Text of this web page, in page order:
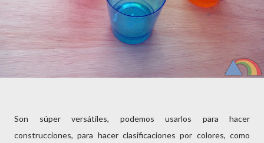
Son súper versátiles, podemos usarlos para hacer
construcciones, para hacer clasificaciones por colores, como